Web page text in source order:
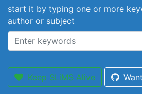
start it by typing one or more
author or subject
Keep SLiMS Alive